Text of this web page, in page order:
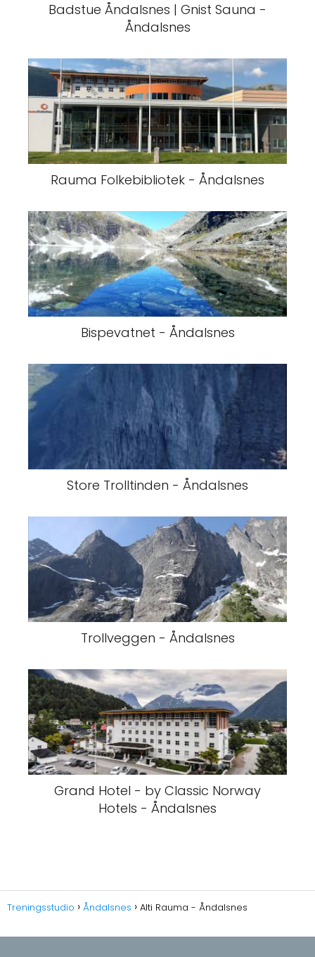
Badstue Åndalsnes | Gnist Sauna -
Åndalsnes
Rauma Folkebibliotek - Åndalsnes
Bispevatnet - Åndalsnes
Store Trolltinden - Åndalsnes
Trollveggen - Åndalsnes
Grand Hotel - by Classic Norway
Hotels - Åndalsnes
Treningsstudio Åndalsnes Alti Rauma - Åndalsnes